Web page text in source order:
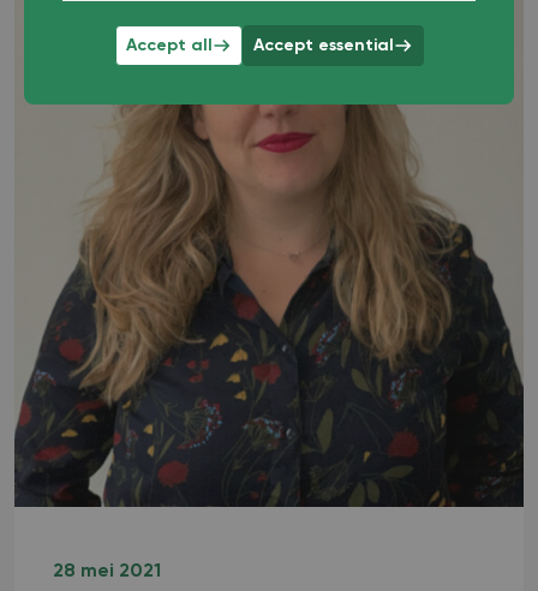
Accept all Accept essential
28 mei 2021